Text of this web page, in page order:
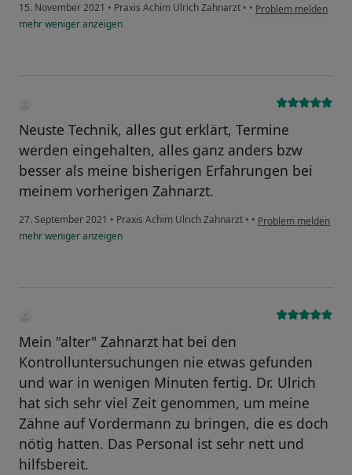
15. November 2021 • Praxis Achim Ulrich Zahnarzt • • Problem melden
mehrwenigeranzeigen
Neuste Technik, alles gut erklärt, Termine
werden eingehalten, alles ganz anders bzw
besser als meine bisherigen Erfahrungen bei
meinem vorherigen Zahnarzt.
27. September 2021 • Praxis Achim Ulrich Zahnarzt • • Problem melden
mehrwenigeranzeigen
Mein "alter" Zahnarzt hat bei den
Kontrolluntersuchungen nie etwas gefunden
und war in wenigen Minuten fertig. Dr. Ulrich
hat sich sehr viel Zeit genommen, um meine
Zähne auf Vordermann zu bringen, die es doch
nötig hatten. Das Personal ist sehr nett und
hilfsbereit.